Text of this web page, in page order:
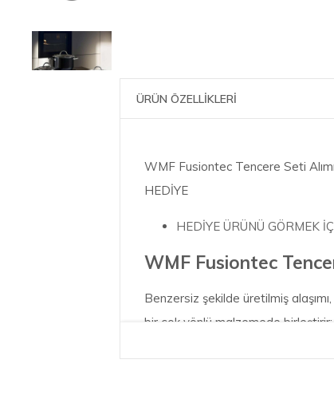
ÜRÜN ÖZELLİKLERİ
WMF Fusiontec Tencere Seti
HEDİYE
HEDİYE ÜRÜNÜ GÖRMEK
WMF Fusiontec
Benzersiz şekilde üretilmiş
bir çok yönlü malzemede birleştirir:
pişirme sonuçları. Kalabalığın